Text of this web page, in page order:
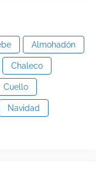
Almohadón
Chaleco
Cuello
Navidad